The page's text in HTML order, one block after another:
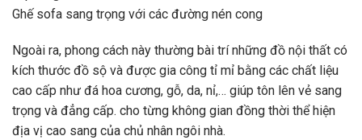
Ghế sofa sang trọng với các đường nén cong
Ngoài ra, phong cách này thường bài trí những đồ nội thất có
kích thước đồ sộ và được gia công tỉ mỉ bằng các chất liệu
cao cấp như đá hoa cương, gỗ, da, nỉ,… giúp tôn lên vẻ sang
trọng và đẳng cấp. cho từng không gian đồng thời thể hiện
địa vị cao sang của chủ nhân ngôi nhà.